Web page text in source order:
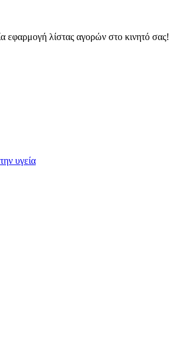
εφαρμογή λίστας αγορών στο κινητό σας!
υγεία